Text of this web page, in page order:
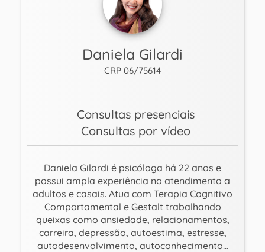
Daniela Gilardi
CRP 06/75614
Consultas presenciais
Consultas por vídeo
Daniela Gilardi é psicóloga há 22 anos e
possui ampla experiência no atendimento a
adultos e casais. Atua com Terapia Cognitivo
Comportamental e Gestalt trabalhando
queixas como ansiedade, relacionamentos,
carreira, depressão, autoestima, estresse,
autodesenvolvimento, autoconhecimento...